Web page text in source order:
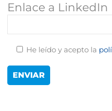
Enlace a LinkedIn
He leído y acepto la